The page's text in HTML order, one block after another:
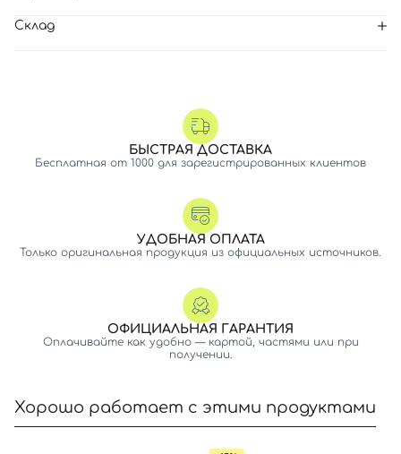
Склад
БЫСТРАЯ ДОСТАВКА
Бесплатная от 1000 для зарегистрированных клиентов
УДОБНАЯ ОПЛАТА
Только оригинальная продукция из официальных источников.
ОФИЦИАЛЬНАЯ ГАРАНТИЯ
Оплачивайте как удобно — картой, частями или при
получении.
Хорошо работает с этими продуктами